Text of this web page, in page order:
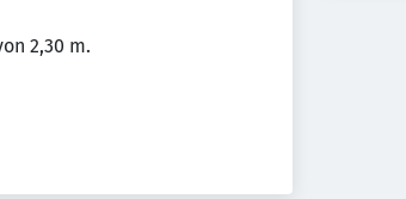
2,30 m.